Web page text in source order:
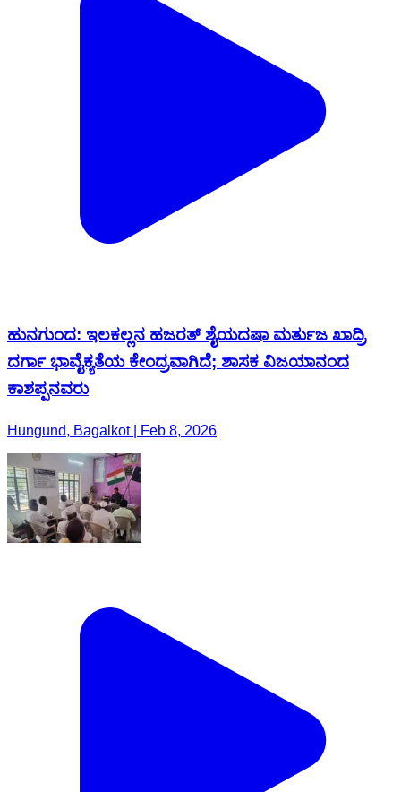
ಹುನಗುಂದ: ಇಲಕಲ್ಲನ ಹಜರತ್ ಶೈಯದಷಾ ಮರ್ತುಜ ಖಾದ್ರಿ
ದರ್ಗಾ ಭಾವೈಕ್ಯತೆಯ ಕೇಂದ್ರವಾಗಿದೆ; ಶಾಸಕ ವಿಜಯಾನಂದ
ಕಾಶಪ್ಪನವರು
Hungund, Bagalkot | Feb 8, 2026